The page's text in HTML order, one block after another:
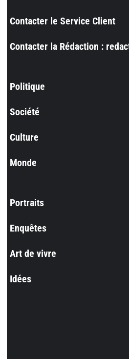
Contacter le Service Client
Contacter la Rédaction :
Politique
Société
Culture
Monde
Portraits
Enquêtes
Art de vivre
Idées